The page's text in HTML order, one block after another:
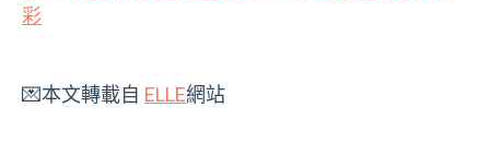
彩
💌本文轉載自 ELLE網站